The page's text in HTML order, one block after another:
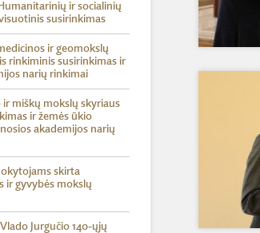
ir socialinių
susirinkimas
ir geomokslų
rinkiminis susirinkimas ir
narių rinkimai
ir miškų mokslų skyriaus
ir žemės ūkio
akademijos narių
skirta
ir gyvybės mokslų
Jurgučio 140-ųjų